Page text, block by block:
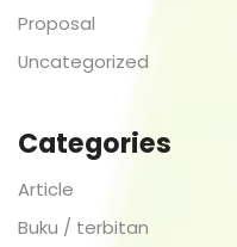
Proposal
Uncategorized
Categories
Article
Buku / terbitan